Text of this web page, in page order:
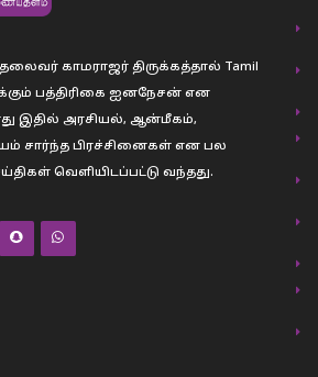
காமராஜர் திருக்கத்தால் Tamil
பத்திரிகை ஐனநேசன் என
இதில் அரசியல், ஆன்மீகம்,
சார்ந்த பிரச்சினைகள் என பல
வெளியிடப்பட்டு வந்தது.